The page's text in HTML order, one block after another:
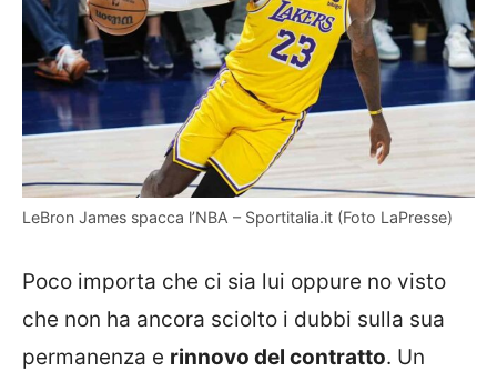
LeBron James spacca l’NBA – Sportitalia.it (Foto LaPresse)
Poco importa che ci sia lui oppure no visto
che non ha ancora sciolto i dubbi sulla sua
permanenza e rinnovo del contratto. Un